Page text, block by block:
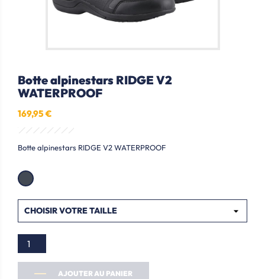
Botte alpinestars RIDGE V2
WATERPROOF
169,95 €
Botte alpinestars RIDGE V2 WATERPROOF
AJOUTER AU PANIER